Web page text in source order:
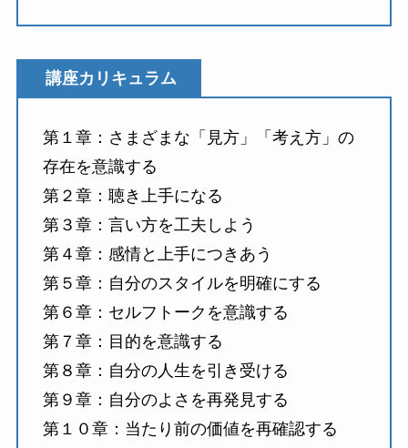
講座カリキュラム
第１章：さまざまな「見方」「考え方」の
存在を意識する
第２章：聴き上手になる
第３章：言い方を工夫しよう
第４章：感情と上手につきあう
第５章：自分のスタイルを明確にする
第６章：セルフトークを意識する
第７章：目的を意識する
第８章：自分の人生を引き受ける
第９章：自分のよさを再発見する
第１０章：当たり前の価値を再確認する